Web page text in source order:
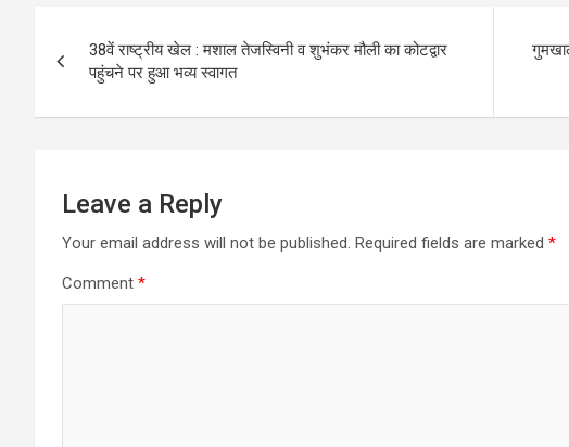
navigation
38वें राष्ट्रीय खेल : मशाल तेजस्विनी व शुभंकर मौली का कोटद्वार
पहुंचने पर हुआ भव्य स्वागत
Leave a Reply
Your email address will not be published. Required fields are marked *
Comment *